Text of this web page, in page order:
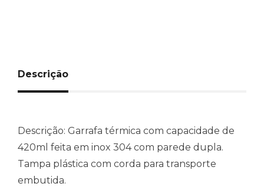
Descrição
Descrição: Garrafa térmica com capacidade de
420ml feita em inox 304 com parede dupla.
Tampa plástica com corda para transporte
embutida.